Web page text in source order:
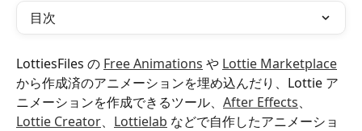
目次
LottiesFiles の Free Animations や Lottie Marketplace
から作成済のアニメーションを埋め込んだり、Lottie ア
ニメーションを作成できるツール、 After Effects、
Lottie Creator、 Lottielab などで自作したアニメーショ